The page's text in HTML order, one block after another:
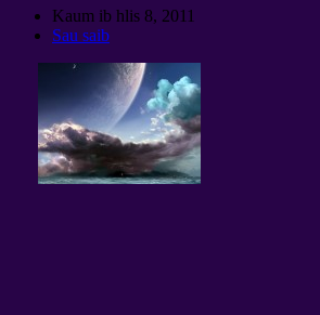
Kaum ib hlis 8, 2011
Sau saib